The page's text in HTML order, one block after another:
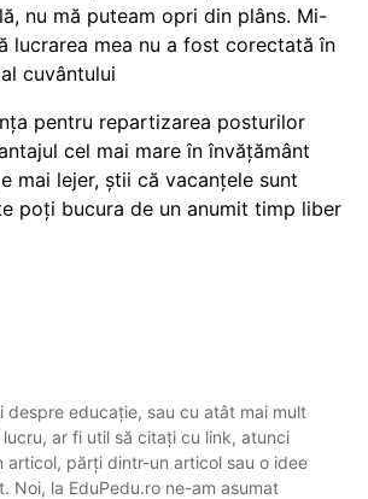
nu mă puteam opri din plâns. Mi-
lucrarea mea nu a fost corectată în
cuvântului
pentru repartizarea posturilor
cel mai mare în învățământ
mai lejer, știi că vacanțele sunt
poți bucura de un anumit timp liber
despre educație, sau cu atât mai mult
ar fi util să citați cu link, atunci
articol, părți dintr-un articol sau o idee
Noi, la EduPedu.ro ne-am asumat